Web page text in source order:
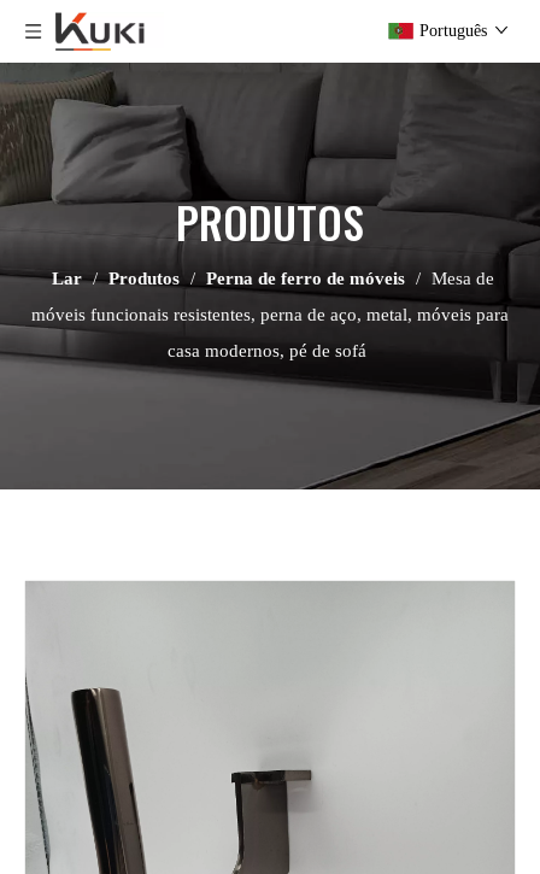
Português
PRODUTOS
Lar / Produtos / Perna de ferro de móveis / Mesa de
móveis funcionais resistentes, perna de aço, metal, móveis para
casa modernos, pé de sofá